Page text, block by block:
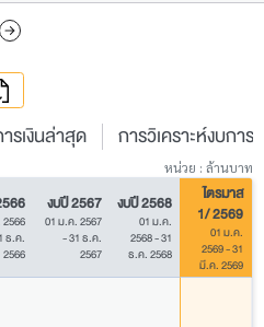
รเงินล่าสุด การวิเคราะห์งบการ
หน่วย : ล้านบาท
ธ.ค.
2566
งบปี 2567
01 ม.ค. 2567
- 31 ธ.ค.
2567
งบปี 2568
01 ม.ค.
2568 - 31
ธ.ค. 2568
ไตรมาส
1/ 2569
01 ม.ค.
2569 - 31
มี.ค. 2569